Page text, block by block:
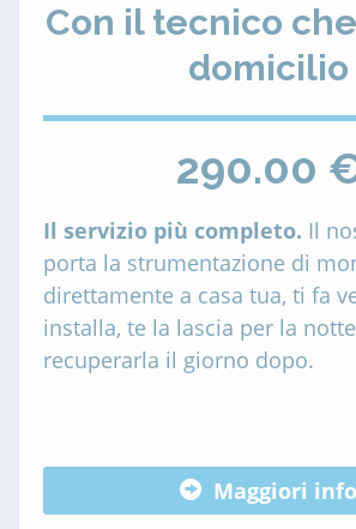
Con il tecnico
domicilio
290.00
Il servizio più completo. Il
porta la strumentazione di
direttamente a casa tua, ti fa
installa, te la lascia per la
recuperarla il giorno dopo.
Maggiori info